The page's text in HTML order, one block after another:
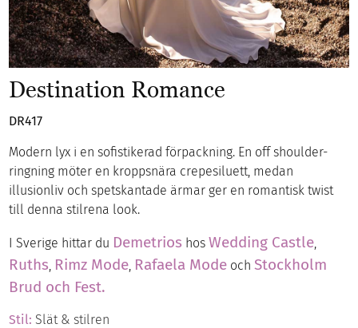
Destination Romance
DR417
Modern lyx i en sofistikerad förpackning. En off shoulder-
ringning möter en kroppsnära crepesiluett, medan
illusionliv och spetskantade ärmar ger en romantisk twist
till denna stilrena look.
I Sverige hittar du Demetrios hosWedding Castle,
Ruths, Rimz Mode, Rafaela Mode ochStockholm
Brud och Fest.
Stil:Slät & stilren